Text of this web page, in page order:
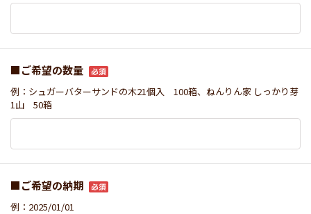
■ご希望の数量
例：シュガーバターサンドの木21個入 100箱、ねんりん家 しっかり芽
1山 50箱
■ご希望の納期
例：2025/01/01